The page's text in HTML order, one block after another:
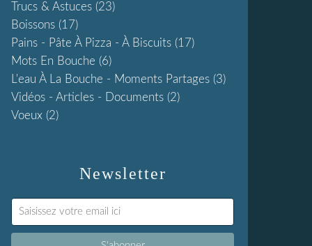
Newsletter
Trucs & Astuces (23)
Boissons (17)
Pains - Pâte À Pizza - À Biscuits (17)
Mots En Bouche (6)
L'eau À La Bouche - Moments Partages (3)
Vidéos - Articles - Documents (2)
Voeux (2)